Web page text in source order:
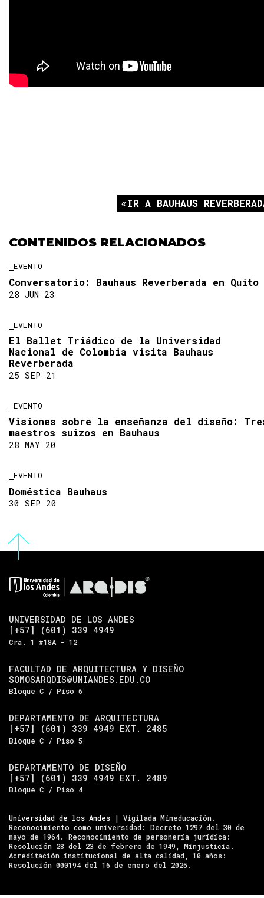
IR A BAUHAUS
CONTENIDOS RELACIONADOS
EVENTO
Conversatorio: Bauhaus Reverberada en Quito
28 JUN 23
EVENTO
El Ballet Triádico de la Universidad
Nacional de Colombia visita Bauhaus
Reverberada
25 SEP 21
EVENTO
Visiones sobre la enseñanza del diseño:
maestros suizos en Bauhaus
28 MAY 20
EVENTO
Doméstica Bauhaus
30 SEP 20
UNIVERSIDAD DE LOS ANDES
[+57] (601) 339 4949
Cra. 1 #18A - 12
FACULTAD DE ARQUITECTURA Y DISEÑO
SOMOSARQDIS@UNIANDES.EDU.CO
Bloque C / Piso 6
DEPARTAMENTO DE ARQUITECTURA
[+57] (601) 339 4949 EXT. 2485
Bloque C / Piso 5
DEPARTAMENTO DE DISEÑO
[+57] (601) 339 4949 EXT. 2489
Bloque C / Piso 4
Universidad de los Andes | Vigilada Mineducación.
Reconocimiento como universidad: Decreto 1297 del 30 de
mayo de 1964. Reconocimiento de personería jurídica:
Resolución 28 del 23 de febrero de 1949, Minjusticia.
Acreditación institucional de alta calidad, 10 años:
Resolución 000194 del 16 de enero del 2025.